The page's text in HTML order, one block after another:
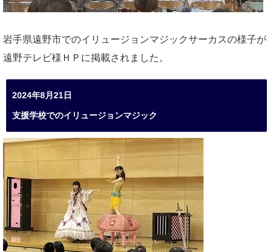
岩手県遠野市でのイリュージョンマジックサーカスの様子が
遠野テレビ様ＨＰに掲載されました。
2024年8月21日
支援学校でのイリュージョンマジック